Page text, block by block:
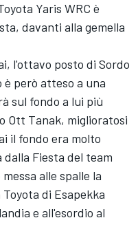
Yaris WRC è
davanti alla gemella
l'ottavo posto di Sordo
però atteso a una
sul fondo a lui più
Ott Tanak, miglioratosi
il fondo era molto
Fiesta del team
alle spalle la
di Esapekka
e all'esordio al